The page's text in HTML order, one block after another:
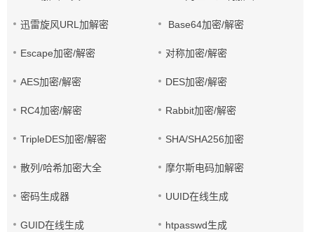
迅雷旋风URL加解密 Base64加密/解密
Escape加密/解密 对称加密/解密
AES加密/解密 DES加密/解密
RC4加密/解密 Rabbit加密/解密
TripleDES加密/解密 SHA/SHA256加密
散列/哈希加密大全 摩尔斯电码加解密
密码生成器 UUID在线生成
GUID在线生成 htpasswd生成